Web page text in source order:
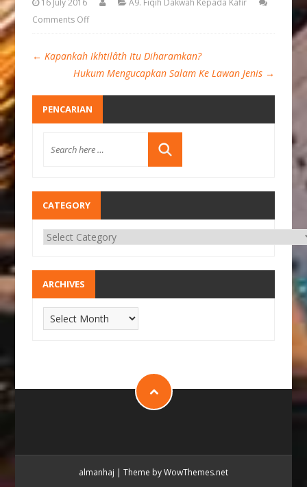
16 July 2016
A9. Fiqih Dakwah Kepada Kafir
Comments Off
← Kapankah Ikhtilâth Itu Diharamkan?
Hukum Mengucapkan Salam Ke Lawan Jenis →
PENCARIAN
CATEGORY
ARCHIVES
almanhaj | Theme by WowThemes.net